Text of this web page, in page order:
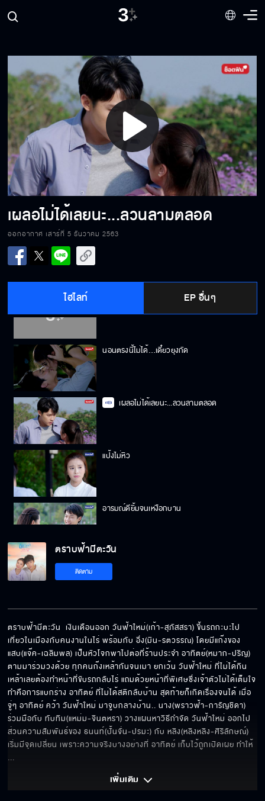
Play
Video
เผลอไม่ได้เลยนะ...ลวนลามตลอด
ออกอากาศ เสาร์ที่ 5 ธันวาคม 2563
ไฮไลท์ EP อื่นๆ
ไม่ได้เป็นแค่ว่าที่อดีตสามี
ลบคลิปนั่นซะ
เพราะฉันกลัวเธอเจ็บ
นอนตรงนี้ไม่ได้…เดี๋ยวยุงกัด
เผลอไม่ได้เลยนะ...ลวนลามตลอด
แป้งไม่หิว
อารมณ์ดียิ้มจนเหงือกบาน
คนอย่างเธอมีดีแค่มีเงินสินะ
มึงไม่มีอะไรทำเหรอวะ
โรคจิต...มองนมฉันทำไม
ไม่อยากได้พี่อาทิตย์เป็นผัวอีกแล้ว
ตราบฟ้ามีตะวัน
ติดตาม
ตราบฟ้ามีตะวัน  เงินเดือนออก วันฟ้าใหม่(เก้า-สุภัสสรา) ขึ้นรถกะบะไป
เที่ยวในเมืองกับคนงานในไร่ พร้อมกับ อึ่ง(มิน-รตวรรณ) โดยมีแก๊งของ
แสบ(แจ๊ค-เฉลิมพล) เป็นหัวโจกพาไปต่อที่ร้านประจำ อาทิตย์(หมาก-ปริญ)
ตามมาร่วมวงด้วย ทุกคนก๊งเหล้ากันจนเมา ยกเว้น วันฟ้าใหม่ ที่ไม่ได้กิน
เหล้าเลยต้องทำหน้าที่ขับรถกลับไร่ แถมด้วยหน้าที่พิเศษซึ่งเจ้าตัวไม่ได้เต็มใจ
ทำคือการแบกร่าง อาทิตย์ ที่ไม่ได้สติกลับบ้าน สุดท้ายก็เกิดเรื่องจนได้ เมื่อ
จู่ๆ อาทิตย์ คว้า วันฟ้าใหม่ มาจูบกลางบ้าน.. นาง(พราวฟ้า-การัญชิดา)
ร่วมมือกับ ทับทิม(แหม่ม-จินตหรา) วางแผนหาวิธีกำจัด วันฟ้าใหม่ ออกไป
ส่วนความสัมพันธ์ของ ธนนท์(ปั้นจั่น-ปรมะ) กับ หลิง(หลิงหลิง-ศิริลักษณ์)
เริ่มมีจุดเปลี่ยน เพราะความจริงบางอย่างที่ อาทิตย์ เก็บไว้ถูกเปิดเผย ทำให้
...
เพิ่มเติม